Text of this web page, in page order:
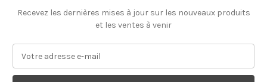
Recevez les dernières mises à jour sur les nouveaux produits
et les ventes à venir
r